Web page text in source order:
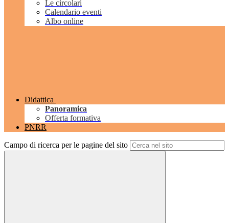
Le circolari
Calendario eventi
Albo online
Didattica
Panoramica
Offerta formativa
PNRR
Campo di ricerca per le pagine del sito